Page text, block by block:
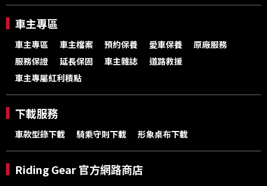
車主專區
車主專區 車主檔案 預約保養 愛車保養
原廠服務
服務保證
延長保固 車主雜誌
道路救援
車主專屬紅利積點
下載服務
車款型錄下載 騎乘守則下載 形象桌布下載
Riding Gear 官方網路商店